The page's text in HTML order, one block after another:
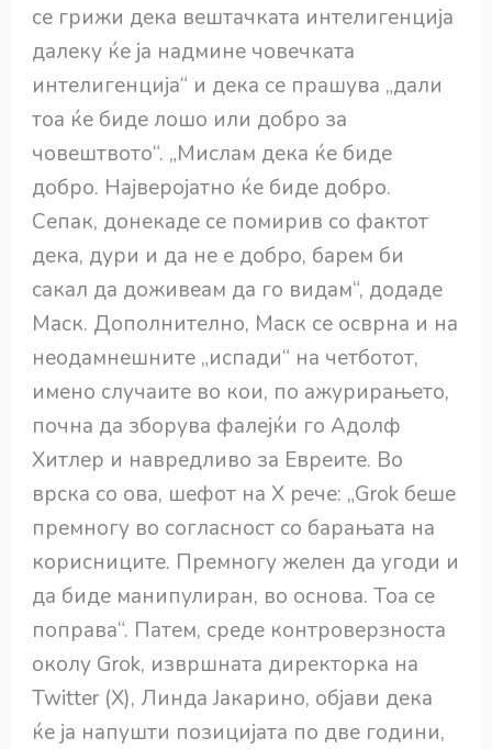
се грижи дека вештачката интелигенција
далеку ќе ја надмине човечката
интелигенција“ и дека се прашува „дали
тоа ќе биде лошо или добро за
човештвото“. „Мислам дека ќе биде
добро. Најверојатно ќе биде добро.
Сепак, донекаде се помирив со фактот
дека, дури и да не е добро, барем би
сакал да доживеам да го видам“, додаде
Маск. Дополнително, Маск се осврна и на
неодамнешните „испади“ на четботот,
имено случаите во кои, по ажурирањето,
почна да зборува фалејќи го Адолф
Хитлер и навредливо за Евреите. Во
врска со ова, шефот на X рече: „Grok беше
премногу во согласност со барањата на
корисниците. Премногу желен да угоди и
да биде манипулиран, во основа. Тоа се
поправа“. Патем, среде контроверзноста
околу Grok, извршната директорка на
Twitter (X), Линда Јакарино, објави дека
ќе ја напушти позицијата по две години,